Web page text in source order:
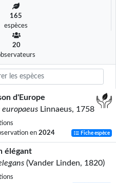
165
espèces
20
d'Europe
europaeus Linnaeus, 1758
en 2024 Fiche espèce
élégant
(Vander Linden, 1820)